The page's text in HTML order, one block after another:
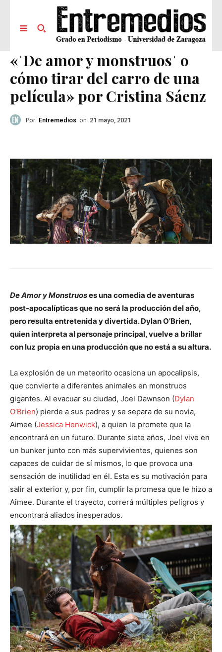
«ˈDe amor y monstruosˈ o
cómo tirar del carro de una
película» por Cristina Sáenz
Por Entremedios on 21 mayo, 2021
DeAmor y Monstruoses una comedia de aventuras
post-apocalípticas que no será la producción del año,
pero resulta entretenida y divertida. Dylan O’Brien,
quien interpreta al personaje principal, vuelve a brillar
con luz propia en una producción que no está a su altura.
La explosión de un meteorito ocasiona un apocalipsis,
que convierte a diferentes animales en monstruos
gigantes. Al evacuar su ciudad, Joel Dawnson (Dylan
O’Brien) pierde a sus padres y se separa de su novia,
Aimee (Jessica Henwick), a quien le promete que la
encontrará en un futuro. Durante siete años, Joel vive en
un bunker junto con más supervivientes, quienes son
capaces de cuidar de sí mismos, lo que provoca una
sensación de inutilidad en él. Esta es su motivación para
salir al exterior y, por fin, cumplir la promesa que le hizo a
Aimee. Durante el trayecto, correrá múltiples peligros y
encontrará aliados inesperados.